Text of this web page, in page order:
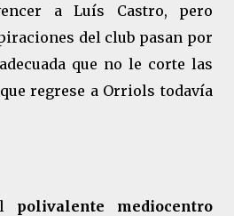
a Luís Castro, pero
del club pasan por
que no le corte las
regrese a Orriols todavía
polivalente mediocentro